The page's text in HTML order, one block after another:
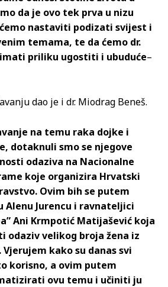
da je ovo tek prva u nizu
nastaviti podizati svijest i
temama, te da ćemo dr.
priliku ugostiti i ubuduće–
dao je i dr. Miodrag Beneš.
na temu raka dojke i
dotaknuli smo se njegove
odaziva na Nacionalne
koje organizira Hrvatski
Ovim bih se putem
Alenu Jurencu i ravnateljici
Ani Krmpotić Matijašević koja
odaziv velikog broja žena iz
kako su danas svi
korisno, a ovim putem
ovu temu i učiniti ju